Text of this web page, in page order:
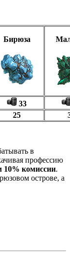
Бирюза
33
25
в
профессию
10% комиссии.
острове, а